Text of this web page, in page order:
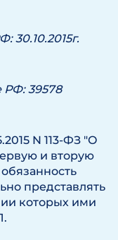
30.10.2015г.
РФ: 39578
N 113-ФЗ "О
и вторую
представлять
которых ими